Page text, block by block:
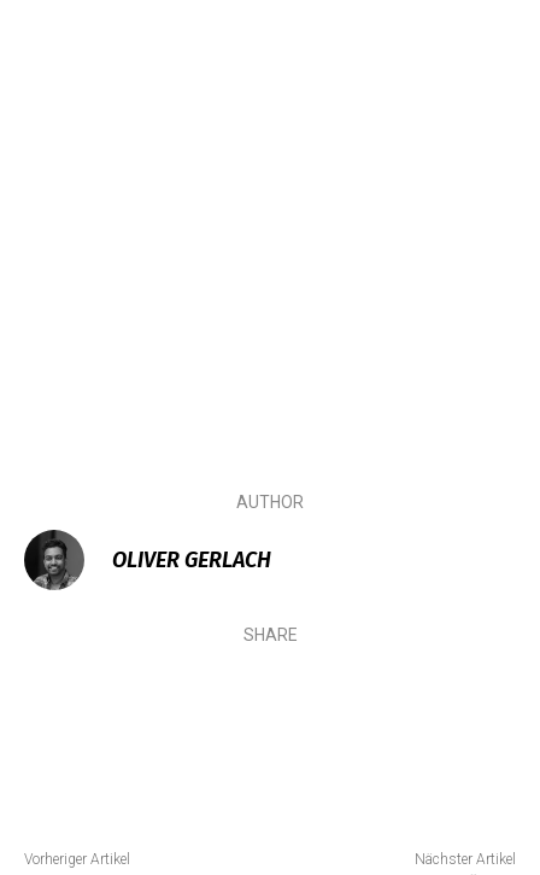
AUTHOR
OLIVER GERLACH
SHARE
Vorheriger Artikel
Nächster Artikel